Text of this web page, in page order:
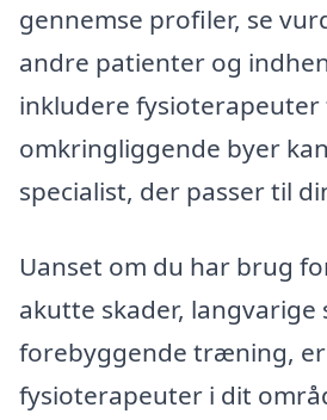
gennemse profiler, se
andre patienter og
inkludere fysioterapeuter
omkringliggende byer
specialist, der passer til
Uanset om du har brug
akutte skader,
forebyggende træning,
fysioterapeuter i dit